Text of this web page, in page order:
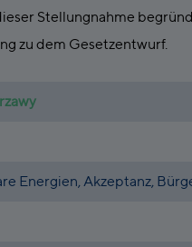
Stellungnahme
zu dem Gesetzentwurf.
Energien, Akzeptanz,